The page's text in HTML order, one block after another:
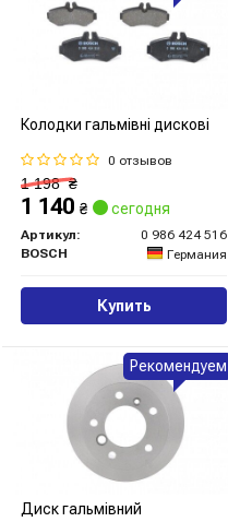
Колодки гальмівні дискові
0 отзывов
1 198₴
1 140 ₴ сегодня
Артикул:
0 986 424 516
BOSCH
Германия
Купить
Диск гальмівний
Рекомендуем